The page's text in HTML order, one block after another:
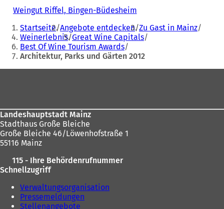
Weingut Riffel, Bingen-Büdesheim
f
f
e
t
Sie
befinden
sich
hier:
Startseite Angebote entdecken Zu Gast in Mainz
Weinerlebnis Great Wine Capitals
Best Of Wine Tourism Awards
Architektur, Parks und Gärten 2012
Landeshauptstadt Mainz
Stadthaus Große Bleiche
Große Bleiche 46/Löwenhofstraße 1
55116 Mainz
115 - Ihre Behördenrufnummer
Schnellzugriff
Verwaltungsorganisation
Pressemeldungen
Stellenangebote